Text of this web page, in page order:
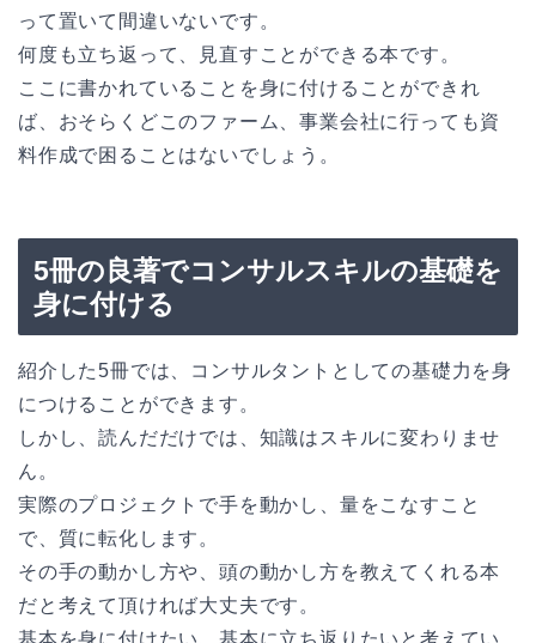
って置いて間違いないです。
何度も立ち返って、見直すことができる本です。
ここに書かれていることを身に付けることができれ
ば、おそらくどこのファーム、事業会社に行っても資
料作成で困ることはないでしょう。
5冊の良著でコンサルスキルの基礎を
身に付ける
紹介した5冊では、コンサルタントとしての基礎力を身
につけることができます。
しかし、読んだだけでは、知識はスキルに変わりませ
ん。
実際のプロジェクトで手を動かし、量をこなすこと
で、質に転化します。
その手の動かし方や、頭の動かし方を教えてくれる本
だと考えて頂ければ大丈夫です。
基本を身に付けたい、基本に立ち返りたいと考えてい